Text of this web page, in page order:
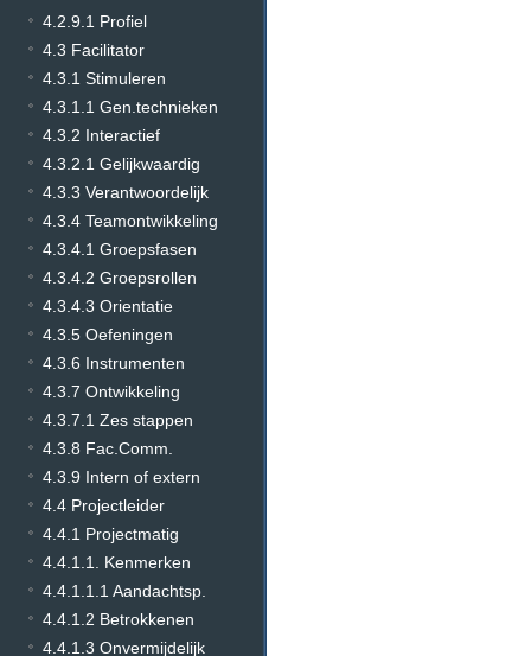
4.2.9.1 Profiel
4.3 Facilitator
4.3.1 Stimuleren
4.3.1.1 Gen.technieken
4.3.2 Interactief
4.3.2.1 Gelijkwaardig
4.3.3 Verantwoordelijk
4.3.4 Teamontwikkeling
4.3.4.1 Groepsfasen
4.3.4.2 Groepsrollen
4.3.4.3 Orientatie
4.3.5 Oefeningen
4.3.6 Instrumenten
4.3.7 Ontwikkeling
4.3.7.1 Zes stappen
4.3.8 Fac.Comm.
4.3.9 Intern of extern
4.4 Projectleider
4.4.1 Projectmatig
4.4.1.1. Kenmerken
4.4.1.1.1 Aandachtsp.
4.4.1.2 Betrokkenen
4.4.1.3 Onvermijdelijk